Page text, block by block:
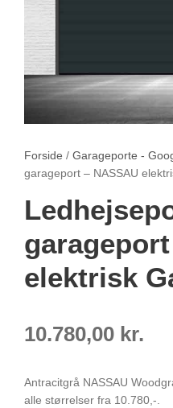
Forside / Garageporte -
garageport – NASSAU
elektrisk
10.780,00 kr.
Antracitgrå NASSAU
alle størrelser fra 10.780,-.